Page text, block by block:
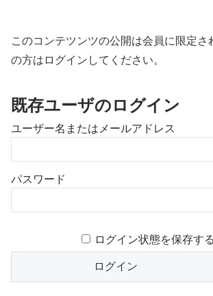
このコンテツンツの公開は会員に限定さ
の方はログインしてください。
既存ユーザのログイン
ユーザー名またはメールアドレス
パスワード
ログイン状態を保存する